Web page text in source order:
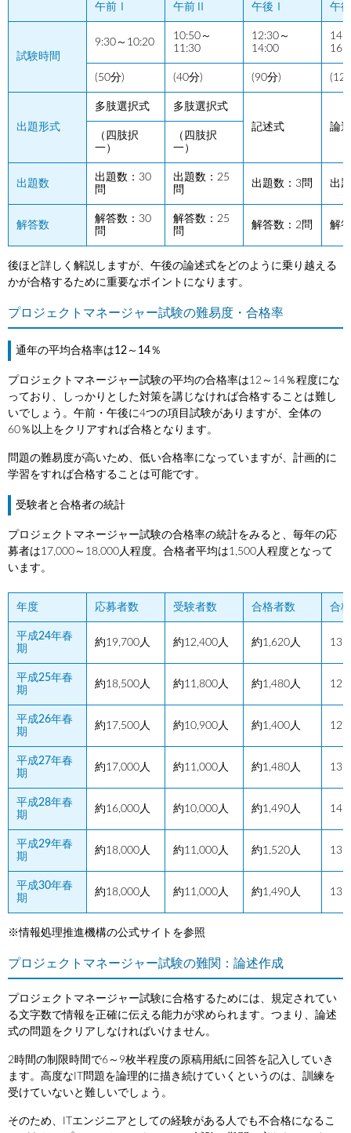
午前Ⅰ 午前Ⅱ 午後Ⅰ 午
試験時間
9:30～10:20
10:50～
11:30
12:30～
14:00
(50分) (40分) (90分)
出題形式
多肢選択式
多肢選択式
記述式
論
（四肢択
一）
（四肢択
一）
出題数
出題数：30
問
出題数：25
問
出題数：3問 出
解答数
解答数：30
問
解答数：25
問
解答数：2問 解
後ほど詳しく解説しますが、午後の論述式をどのように乗り越える
かが合格するために重要なポイントになります。
プロジェクトマネージャー試験の難易度・合格率
通年の平均合格率は12～14％
プロジェクトマネージャー試験の平均の合格率は12～14％程度にな
っており、しっかりとした対策を講じなければ合格することは難し
いでしょう。午前・午後に4つの項目試験がありますが、全体の
60％以上をクリアすれば合格となります。
問題の難易度が高いため、低い合格率になっていますが、計画的に
学習をすれば合格することは可能です。
受験者と合格者の統計
プロジェクトマネージャー試験の合格率の統計をみると、毎年の応
募者は17,000～18,000人程度。合格者平均は1,500人程度となって
います。
年度 応募者数 受験者数 合格者数 合
平成24年春
期
約19,700人 約12,400人 約1,620人
平成25年春
期
約18,500人 約11,800人 約1,480人
平成26年春
期
約17,500人 約10,900人 約1,400人
平成27年春
期
約17,000人 約11,000人 約1,480人
平成28年春
期
約16,000人 約10,000人 約1,490人
平成29年春
期
約18,000人 約11,000人 約1,520人
平成30年春
期
約18,000人 約11,000人 約1,490人
※情報処理推進機構の公式サイトを参照
プロジェクトマネージャー試験の難関：論述作成
プロジェクトマネージャー試験に合格するためには、規定されてい
る文字数で情報を正確に伝える能力が求められます。つまり、論述
式の問題をクリアしなければいけません。
2時間の制限時間で6～9枚半程度の原稿用紙に回答を記入していき
ます。高度なIT問題を論理的に描き続けていくというのは、訓練を
受けていないと難しいでしょう。
そのため、ITエンジニアとしての経験がある人でも不合格になるこ